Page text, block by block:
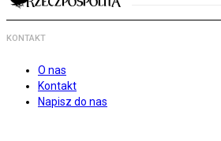
KONTAKT
O nas
Kontakt
Napisz do nas